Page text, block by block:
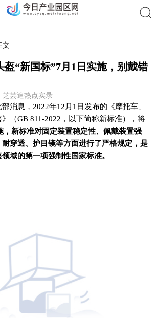
文
盔“新国标”7月1日实施，别戴错
芸追热点实录
消息，2022年12月1日发布的《摩托车、
（GB 811-2022，以下简称新标准），将
，新标准对固定装置稳定性、佩戴装置强
穿透、护目镜等方面进行了严格规定，是
域的第一项强制性国家标准。